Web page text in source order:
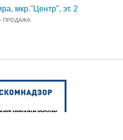
мкр."Центр", эт. 2
ПРОДАЖА